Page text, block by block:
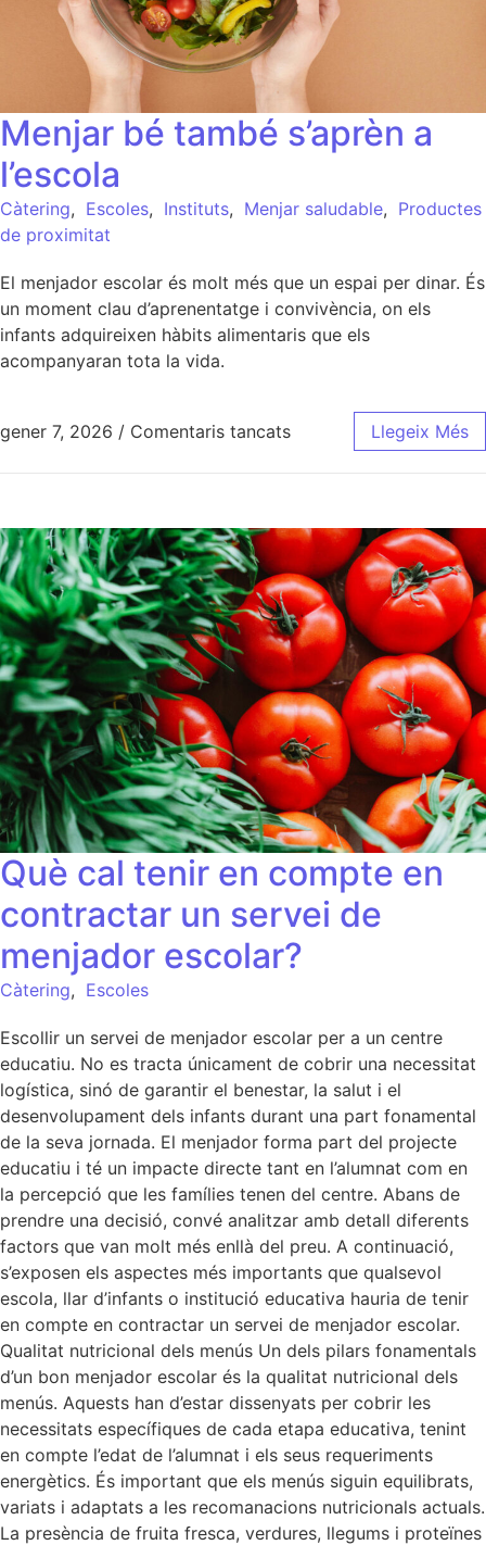
Menjar bé també s’aprèn a
l’escola
Càtering, Escoles, Instituts, Menjar saludable, Productes
de proximitat
El menjador escolar és molt més que un espai per dinar. És
un moment clau d’aprenentatge i convivència, on els
infants adquireixen hàbits alimentaris que els
acompanyaran tota la vida.
gener 7, 2026 / Comentaris tancats Llegeix Més
Què cal tenir en compte en
contractar un servei de
menjador escolar?
Càtering, Escoles
Escollir un servei de menjador escolar per a un centre
educatiu. No es tracta únicament de cobrir una necessitat
logística, sinó de garantir el benestar, la salut i el
desenvolupament dels infants durant una part fonamental
de la seva jornada. El menjador forma part del projecte
educatiu i té un impacte directe tant en l’alumnat com en
la percepció que les famílies tenen del centre. Abans de
prendre una decisió, convé analitzar amb detall diferents
factors que van molt més enllà del preu. A continuació,
s’exposen els aspectes més importants que qualsevol
escola, llar d’infants o institució educativa hauria de tenir
en compte en contractar un servei de menjador escolar.
Qualitat nutricional dels menús Un dels pilars fonamentals
d’un bon menjador escolar és la qualitat nutricional dels
menús. Aquests han d’estar dissenyats per cobrir les
necessitats específiques de cada etapa educativa, tenint
en compte l’edat de l’alumnat i els seus requeriments
energètics. És important que els menús siguin equilibrats,
variats i adaptats a les recomanacions nutricionals actuals.
La presència de fruita fresca, verdures, llegums i proteïnes